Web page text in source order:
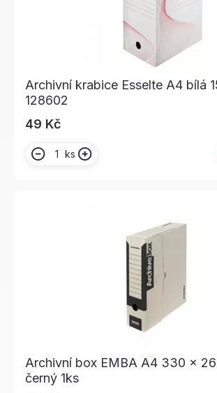
Archivní krabice Esselte A4 bílá
128602
49 Kč
ks
Archivní box EMBA A4 330 x
černý 1ks